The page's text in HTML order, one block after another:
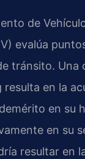
de
evalúa
tránsito. Una
resulta en la
en su
en su
resultar en